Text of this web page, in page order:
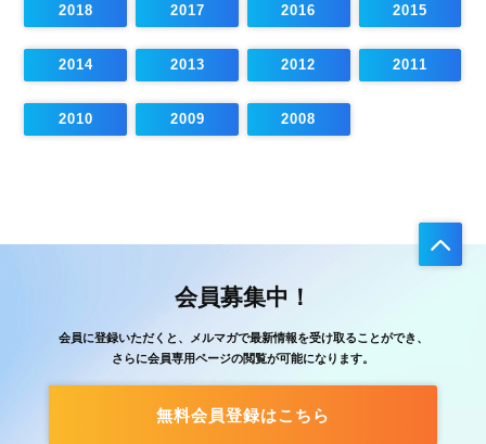
2018 2017 2016 2015
2014 2013 2012 2011
2010 2009 2008
会員募集中！
会員に登録いただくと、メルマガで最新情報を受け取ることができ、
さらに会員専用ページの閲覧が可能になります。
無料会員登録はこちら